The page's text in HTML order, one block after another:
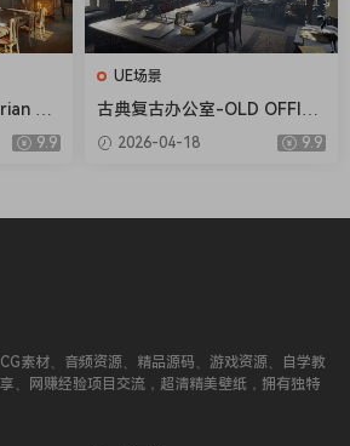
Di
9.9
UE场景
古典复古办公室-OLD OFFICE
(MODULAR)
2026-04-18 9.9
素材、音频资源、精品源码、游戏资源、自学教
、网赚经验项目交流，超清精美壁纸，拥有独特